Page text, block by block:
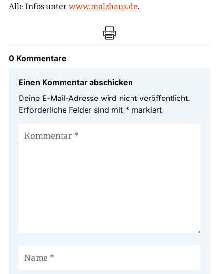
Alle Infos unterwww.malzhaus.de.

0 Kommentare
Einen Kommentar abschicken
Deine E-Mail-Adresse wird nicht veröffentlicht.
Erforderliche Felder sind mit * markiert